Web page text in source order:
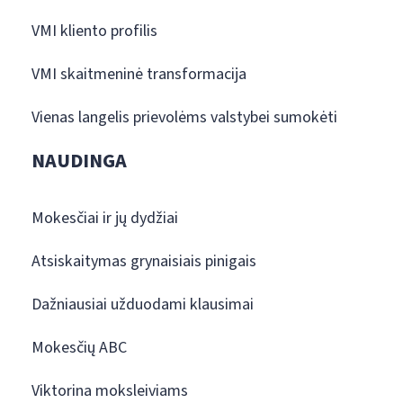
VMI kliento profilis
VMI skaitmeninė transformacija
Vienas langelis prievolėms valstybei sumokėti
NAUDINGA
Mokesčiai ir jų dydžiai
Atsiskaitymas grynaisiais pinigais
Dažniausiai užduodami klausimai
Mokesčių ABC
Viktorina moksleiviams